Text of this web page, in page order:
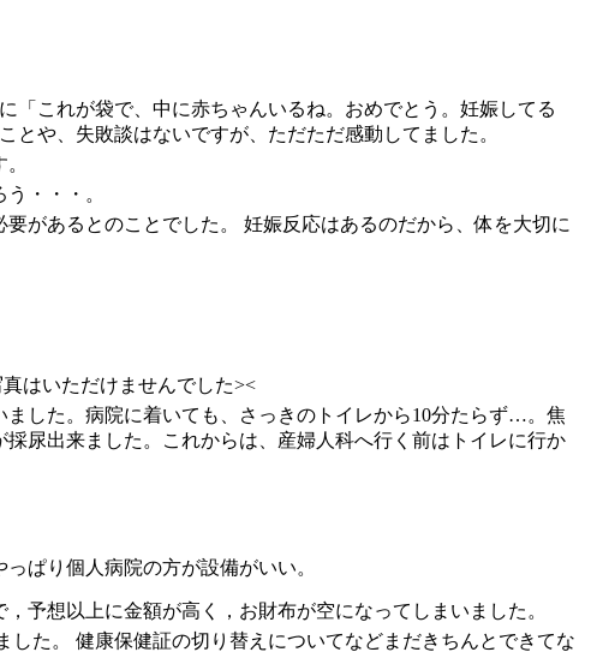
「これが袋で、中に赤ちゃんいるね。おめでとう。妊娠してる
や、失敗談はないですが、ただただ感動してました。
・・・。
があるとのことでした。 妊娠反応はあるのだから、体を大切に
はいただけませんでした><
した。病院に着いても、さっきのトイレから10分たらず…。焦
尿出来ました。これからは、産婦人科へ行く前はトイレに行か
ぱり個人病院の方が設備がいい。
予想以上に金額が高く，お財布が空になってしまいました。
た。 健康保健証の切り替えについてなどまだきちんとできてな